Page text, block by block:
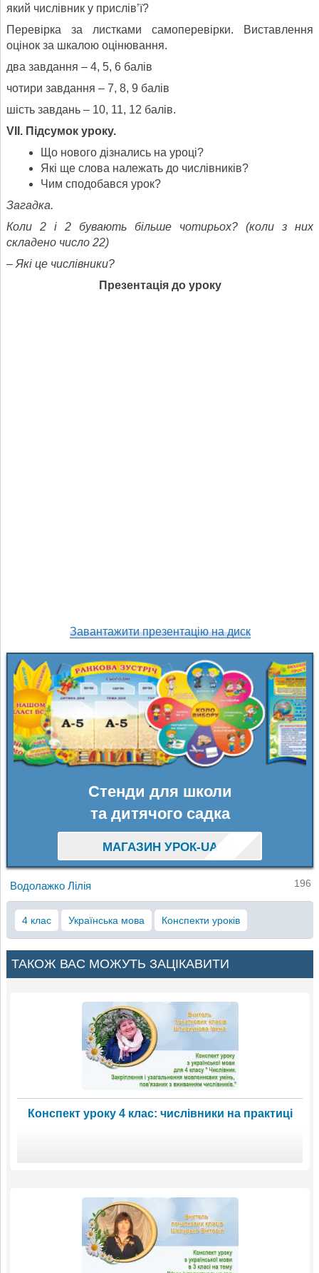
який числівник у прислів’ї?
Перевірка за листками самоперевірки. Виставлення
оцінок за шкалою оцінювання.
два завдання – 4, 5, 6 балів
чотири завдання – 7, 8, 9 балів
шість завдань – 10, 11, 12 балів.
VІІ. Підсумок уроку.
Що нового дізнались на уроці?
Які ще слова належать до числівників?
Чим сподобався урок?
Загадка.
Коли 2 і 2 бувають більше чотирьох? (коли з них
складено число 22)
– Які це числівники?
Презентація до уроку
Завантажити презентацію на диск
Стенди для школи
та дитячого садка
МАГАЗИН УРОК-UA
Водолажко Лілія 196
4 клас Українська мова Конспекти уроків
ТАКОЖ ВАС МОЖУТЬ ЗАЦІКАВИТИ
Конспект уроку 4 клас: числівники на практиці